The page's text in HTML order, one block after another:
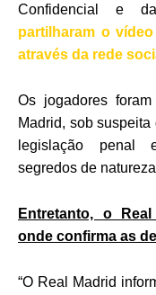
Confidencial e
partilharam o
através da rede
Os jogadores
Madrid, sob
legislação penal
segredos de
Entretanto, o
onde confirma as
“O Real Madrid